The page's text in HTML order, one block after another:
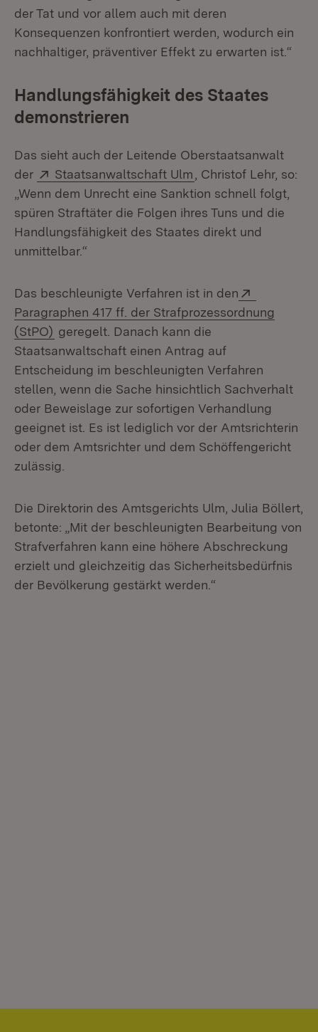
der Tat und vor allem auch mit deren
Konsequenzen konfrontiert werden, wodurch ein
nachhaltiger, präventiver Effekt zu erwarten ist.“
Handlungsfähigkeit des Staates
demonstrieren
Das sieht auch der Leitende Oberstaatsanwalt
der
Extern:
Staatsanwaltschaft Ulm (Öffnet in neuem
, Christof Lehr, so:
„Wenn dem Unrecht eine Sanktion schnell folgt,
spüren Straftäter die Folgen ihres Tuns und die
Handlungsfähigkeit des Staates direkt und
unmittelbar.“
Das beschleunigte Verfahren ist in den
Paragraphen 417 ff. der Strafprozessordnung
(StPO) (Öffnet in neuem Fenster)
geregelt. Danach kann die
Staatsanwaltschaft einen Antrag auf
Entscheidung im beschleunigten Verfahren
stellen, wenn die Sache hinsichtlich Sachverhalt
oder Beweislage zur sofortigen Verhandlung
geeignet ist. Es ist lediglich vor der Amtsrichterin
oder dem Amtsrichter und dem Schöffengericht
zulässig.
Die Direktorin des Amtsgerichts Ulm, Julia Böllert,
betonte: „Mit der beschleunigten Bearbeitung von
Strafverfahren kann eine höhere Abschreckung
erzielt und gleichzeitig das Sicherheitsbedürfnis
der Bevölkerung gestärkt werden.“